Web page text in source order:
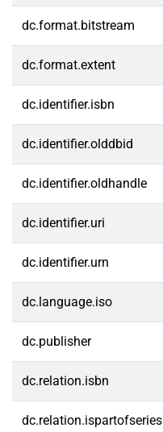
dc.format.bitstream
dc.format.extent
dc.identifier.isbn
dc.identifier.olddbid
dc.identifier.oldhandle
dc.identifier.uri
dc.identifier.urn
dc.language.iso
dc.publisher
dc.relation.isbn
dc.relation.ispartofseries